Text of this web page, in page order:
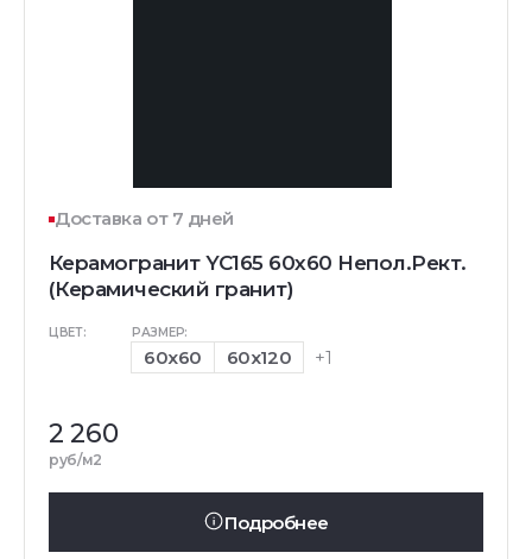
Доставка от 7 дней
Керамогранит YC165 60x60 Непол.Рект.
(Керамический гранит)
ЦВЕТ: РАЗМЕР:
60x60 60x120 +1
2 260
руб/м2
Подробнее